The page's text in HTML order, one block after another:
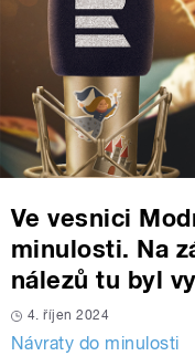
Ve vesnici
minulosti. Na
nálezů tu byl
4. říjen 2024
Návraty do minulosti